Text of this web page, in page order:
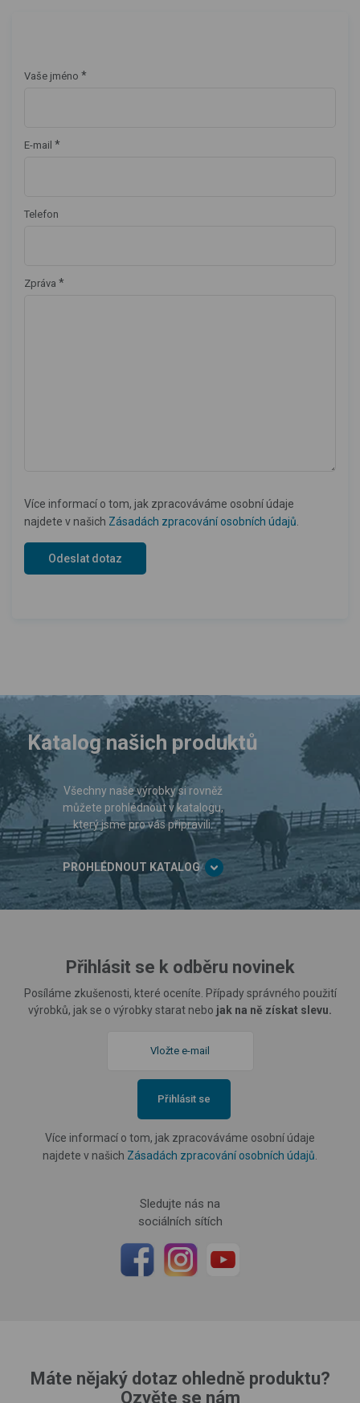
Vaše jméno *
E-mail *
Telefon
Zpráva *
Více informací o tom, jak zpracováváme osobní údaje
najdete v našich Zásadách zpracování osobních údajů
Katalog našich produktů
Všechny naše výrobky si rovněž
můžete prohlédnout v katalogu,
který jsme pro vás připravili.
PROHLÉDNOUT KATALOG
Přihlásit se k odběru novinek
Posíláme zkušenosti, které oceníte. Případy správného použití
výrobků, jak se o výrobky starat nebo jak na ně získat slevu.
Přihlásit se
Více informací o tom, jak zpracováváme osobní údaje
najdete v našich Zásadách zpracování osobních údajů
Sledujte nás na
sociálních sítích
Máte nějaký dotaz ohledně produktu?
Ozvěte se nám